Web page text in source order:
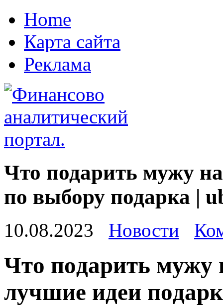
Home
Карта сайта
Реклама
Что подарить мужу
по выбору подарка |
10.08.2023 Новости
Чтo пoдaрить мужу
лучшиe идeи